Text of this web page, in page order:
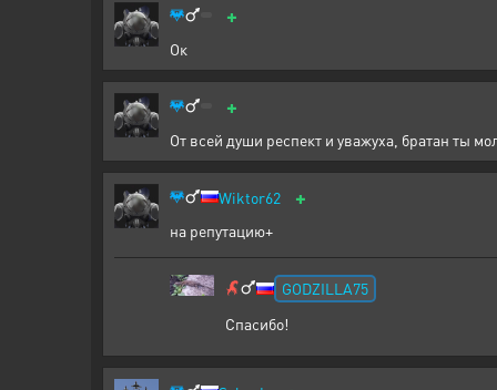
+
Ок
+
От всей души респект и уважуха, братан ты
Wiktor62 +
на репутацию+
GODZILLA75
Спасибо!